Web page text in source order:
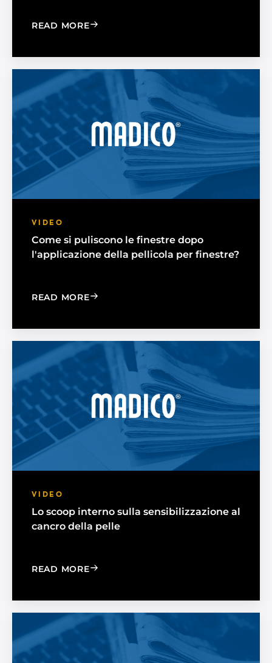
READ MORE: ARE THERE ANY TAX BENEFITS TO
VIDEO
Come si puliscono le finestre dopo
l'applicazione della pellicola per finestre?
READ MORE: HOW DO I CLEAN MY WINDOWS
VIDEO
Lo scoop interno sulla sensibilizzazione al
cancro della pelle
READ MORE: THE INSIDE SCOOP ON SKIN CANCER